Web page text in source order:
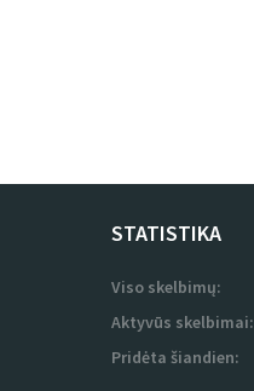
STATISTIKA
Viso skelbimų:
Aktyvūs skelbimai:
Pridėta šiandien: